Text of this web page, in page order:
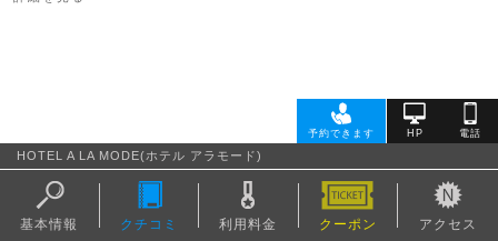
HOTEL A LA MODE(ホテル アラモード)